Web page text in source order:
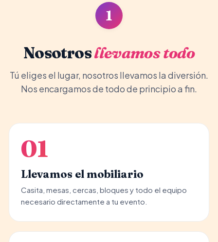
1
Nosotrosllevamos todo
Tú eliges el lugar, nosotros llevamos la diversión.
Nos encargamos de todo de principio a fin.
01
Llevamos el mobiliario
Casita, mesas, cercas, bloques y todo el equipo
necesario directamente a tu evento.